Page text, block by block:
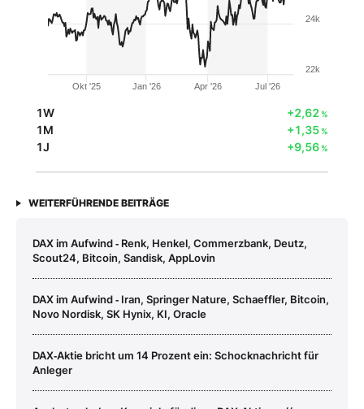
Okt '25 Jan '26 Apr '26 Jul '26
22k
24k
1W +2,62%
1M +1,35%
1J +9,56%
WEITERFÜHRENDE BEITRÄGE
DAX im Aufwind ‑ Renk, Henkel, Commerzbank, Deutz,
Scout24, Bitcoin, Sandisk, AppLovin
DAX im Aufwind ‑ Iran, Springer Nature, Schaeffler, Bitcoin,
Novo Nordisk, SK Hynix, KI, Oracle
DAX‑Aktie bricht um 14 Prozent ein: Schocknachricht für
Anleger